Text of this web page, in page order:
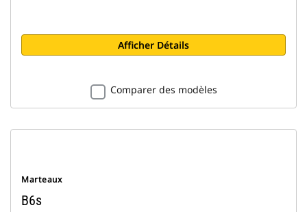
Afficher Détails
Comparer des modèles
Marteaux
B6s